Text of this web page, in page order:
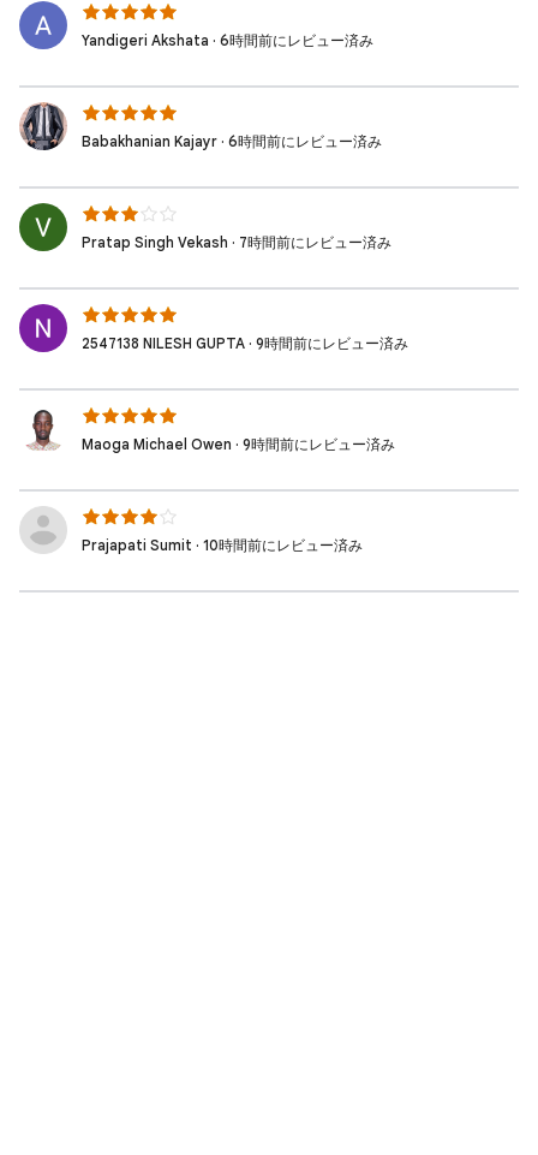
Yandigeri Akshata · 6時間前にレビュー済み
Babakhanian Kajayr · 6時間前にレビュー済み
Pratap Singh Vekash · 7時間前にレビュー済み
2547138 NILESH GUPTA · 9時間前にレビュー済み
Maoga Michael Owen · 9時間前にレビュー済み
Prajapati Sumit · 10時間前にレビュー済み